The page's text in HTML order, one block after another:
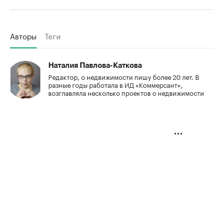
Авторы Теги
Наталия Павлова-Каткова
Редактор, о недвижимости пишу более 20 лет. В
разные годы работала в ИД «Коммерсант»,
возглавляла несколько проектов о недвижимости